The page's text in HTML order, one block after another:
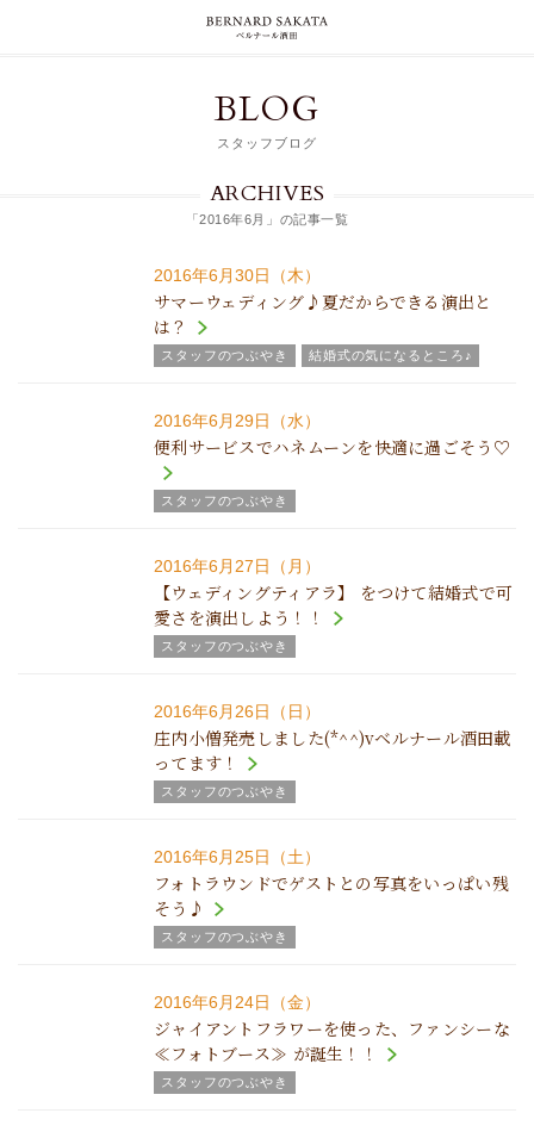
BLOG
スタッフブログ
ARCHIVES
「2016年6月」の記事一覧
2016年6月30日（木）
サマーウェディング♪夏だからできる演出と
は？
スタッフのつぶやき 結婚式の気になるところ♪
2016年6月29日（水）
便利サービスでハネムーンを快適に過ごそう♡
スタッフのつぶやき
2016年6月27日（月）
【ウェディングティアラ】 をつけて結婚式で可
愛さを演出しよう！！
スタッフのつぶやき
2016年6月26日（日）
庄内小僧発売しました(*^^)vベルナール酒田載
ってます！
スタッフのつぶやき
2016年6月25日（土）
フォトラウンドでゲストとの写真をいっぱい残
そう♪
スタッフのつぶやき
2016年6月24日（金）
ジャイアントフラワーを使った、ファンシーな
≪フォトブース≫ が誕生！！
スタッフのつぶやき